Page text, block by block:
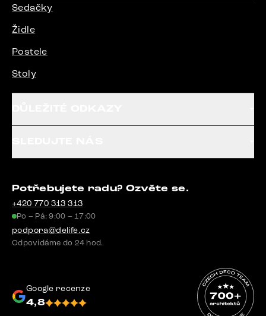
Sedačky
Židle
Postele
Stoly
Potřebujete radu? Ozvěte se.
+420 770 313 313
Po – Pá: 9:00 – 17:00
podpora@delife.cz
Odpovídáme do 24 hod.
Google recenze
4,8